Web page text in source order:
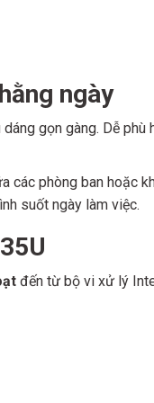
ngày
gọn gàng. Dễ
các phòng ban hoặc
suốt ngày làm việc.
đến từ bộ vi xử lý